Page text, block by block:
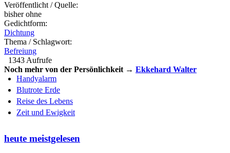
Veröffentlicht / Quelle:
bisher ohne
Gedichtform:
Dichtung
Thema / Schlagwort:
Befreiung
1343 Aufrufe
Noch mehr von der Persönlichkeit → Ekkehard Walter
Handyalarm
Blutrote Erde
Reise des Lebens
Zeit und Ewigkeit
heute meistgelesen